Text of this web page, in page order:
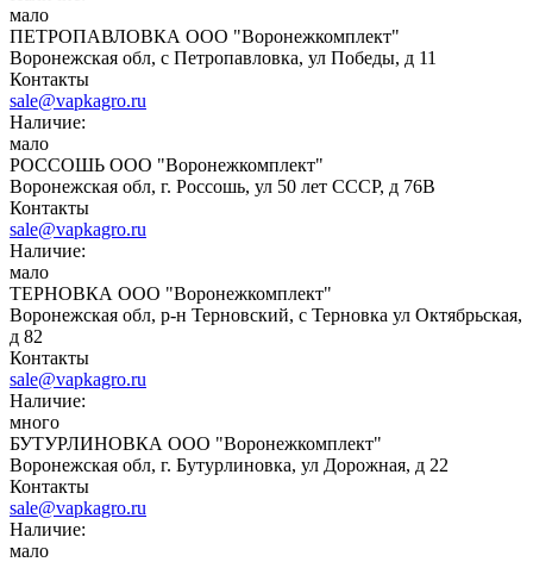
мало
ПЕТРОПАВЛОВКА ООО "Воронежкомплект"
Воронежская обл, с Петропавловка, ул Победы, д 11
Контакты
sale@vapkagro.ru
Наличие:
мало
РОССОШЬ ООО "Воронежкомплект"
Воронежская обл, г. Россошь, ул 50 лет СССР, д 76В
Контакты
sale@vapkagro.ru
Наличие:
мало
ТЕРНОВКА ООО "Воронежкомплект"
Воронежская обл, р-н Терновский, с Терновка ул Октябрьская,
д 82
Контакты
sale@vapkagro.ru
Наличие:
много
БУТУРЛИНОВКА ООО "Воронежкомплект"
Воронежская обл, г. Бутурлиновка, ул Дорожная, д 22
Контакты
sale@vapkagro.ru
Наличие:
мало